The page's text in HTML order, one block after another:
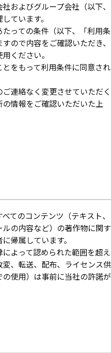
およびグループ会社（以下、
ています。
っての条件（以下、「利用条
ので内容をご確認いただき、
ください。
をもって利用条件に同意され
連絡なく変更させていただく
情報をご確認いただいた上
てのコンテンツ（テキスト、
の内容など）の著作物に関す
帰属しています。
よって認められた範囲を超え
、転送、配布、ライセンス供
使用）は事前に当社の許諾が